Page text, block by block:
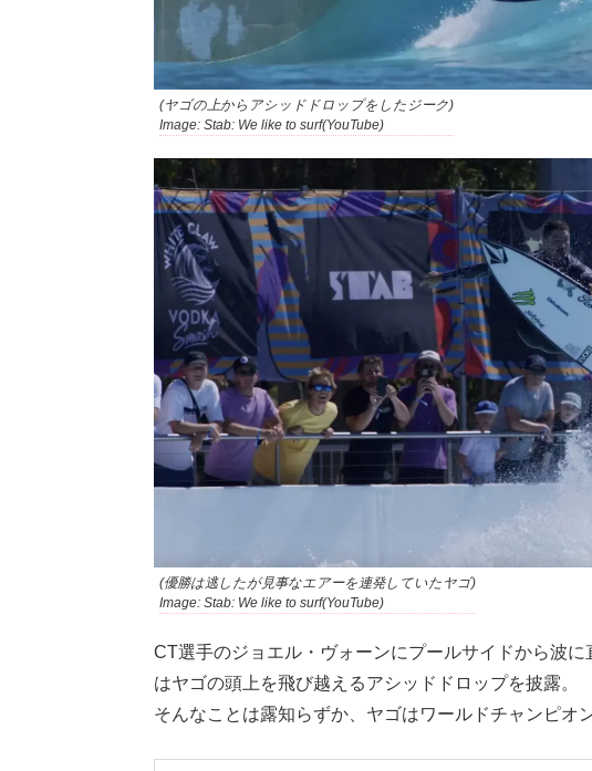
(ヤゴの上からアシッドドロップをしたジーク)
Image: Stab: We like to surf(YouTube)
(優勝は逃したが見事なエアーを連発していたヤゴ)
Image: Stab: We like to surf(YouTube)
CT選手のジョエル・ヴォーンにプールサイドから波
はヤゴの頭上を飛び越えるアシッドドロップを披露。
そんなことは露知らずか、ヤゴはワールドチャンピオ